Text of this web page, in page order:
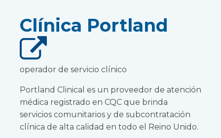
Clínica Portland
operador de servicio clínico
Portland Clinical es un proveedor de atención
médica registrado en CQC que brinda
servicios comunitarios y de subcontratación
clínica de alta calidad en todo el Reino Unido.